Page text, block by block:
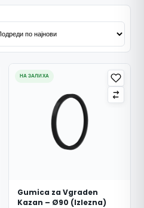
НА ЗАЛИХА
Gumica za Vgraden
Kazan – Ø90 (Izlezna)